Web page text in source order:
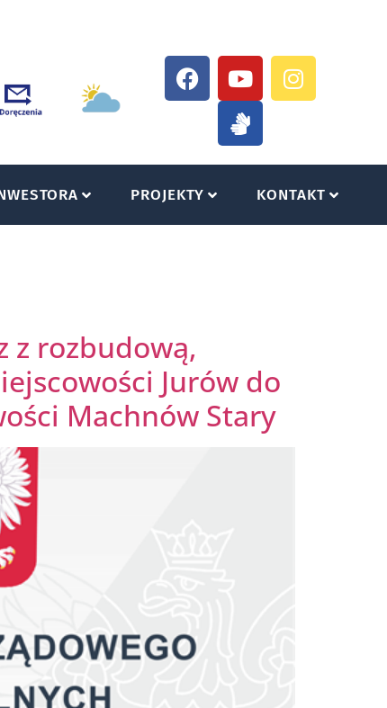
PROJEKTY KONTAKT
z rozbudową,
Jurów do
Machnów Stary